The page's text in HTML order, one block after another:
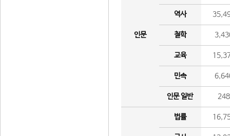
인문
역사
철학
교육
민속
인문 일반 248
법률